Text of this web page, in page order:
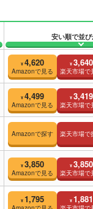
安い順で並
¥ 4,620
Amazonで見る
¥ 3,640
楽天市場で
¥ 4,499
Amazonで見る
¥ 3,419
楽天市場で
Amazonで探す 楽天市場で
¥ 3,850
Amazonで見る
¥ 3,850
楽天市場で
¥ 1,795 ¥ 1,881